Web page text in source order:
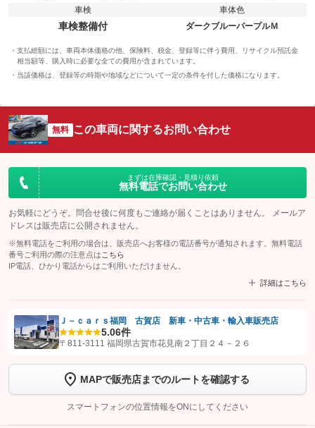
車検
車検整備付
車体色
ダークブルーパープルＭ
支払総額には、車両本体価格の他、保険料、税金、登録等に伴う費用、リサイクル預託金
相当額等、購入時に必要な全ての費用が含まれています。
当該価格は、登録等の時期や地域などについて一定の条件を付した価格になります。
無料 この車両に関するお問い合わせ
まずは在庫確認・見積り依頼
無料電話でお問い合わせ
お気軽にどうぞ。問合せ後に何度もご連絡が届くことはありません。 メールア
ドレスは販売店に公開されません。
※無料電話をご利用の場合は、販売店へお客様の電話番号が通知されます。無料電話
番号ご利用の際の注意点は こちら
IP電話、ひかり電話からはご利用いただけません。
詳細はこちら
【STEP1】認証画面でグーネットを友だち追加してから「許可する」ボタンを押
トーク画面で
ボタンをタップして問い合わせを
完了してください。
こちら
Ｊ－ｃａｒｓ福岡 古賀店 新車・中古車・輸入車販売店
5.06件
〒811-3111 福岡県古賀市花見南２丁目２４－２６
MAPで販売店までのルートを確認する
スマートフォンの位置情報をONにしてください